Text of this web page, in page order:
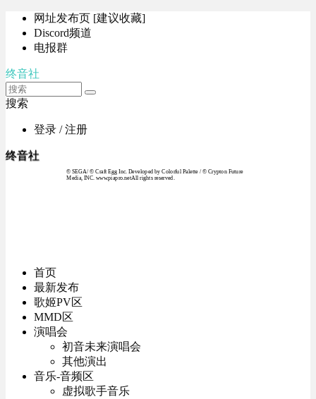
网址发布页 [建议收藏]
Discord频道
电报群
终音社
搜索
登录 / 注册
终音社
© SEGA / © Craft Egg Inc. Developed by Colorful Palette / © Crypton Future
Media, INC. www.piapro.netAll rights reserved.
首页
最新发布
歌姬PV区
MMD区
演唱会
初音未来演唱会
其他演出
音乐-音频区
虚拟歌手音乐